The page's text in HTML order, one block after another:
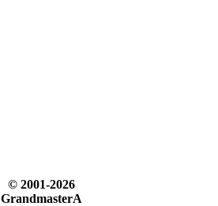
© 2001-2026
GrandmasterA